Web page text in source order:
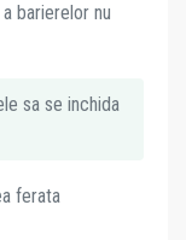
barierelor nu
sa se inchida
ferata